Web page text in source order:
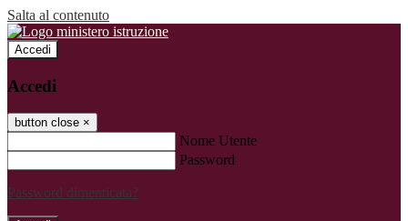
Salta al contenuto
Accedi
Accedi
button close ×
Nome Utente
Password
Password dimenticata?